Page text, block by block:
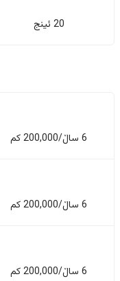
20 ئینج
6 ساڵ/200,000 کم
6 ساڵ/200,000 کم
6 ساڵ/200,000 کم